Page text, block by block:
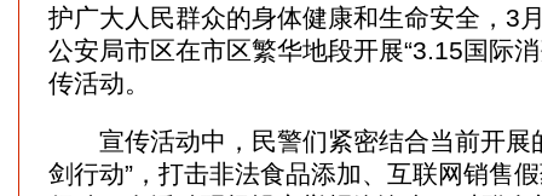
护广大人民群众的身体健康和生命安全，3
公安局市区在市区繁华地段开展“3.15国际
传活动。
宣传活动中，民警们紧密结合当前开展
剑行动”，打击非法食品添加、互联网销售